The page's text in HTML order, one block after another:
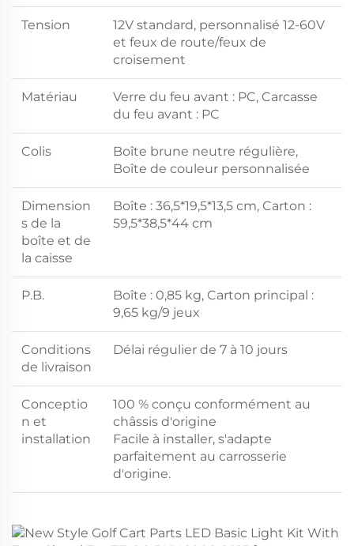
Tension
12V standard, personnalisé 12-60V
et feux de route/feux de
croisement
Matériau
Verre du feu avant : PC, Carcasse
du feu avant : PC
Colis
Boîte brune neutre régulière,
Boîte de couleur personnalisée
Dimension
s de la
boîte et de
la caisse
Boîte : 36,5*19,5*13,5 cm, Carton :
59,5*38,5*44 cm
P.B.
Boîte : 0,85 kg, Carton principal :
9,65 kg/9 jeux
Conditions
de livraison
Délai régulier de 7 à 10 jours
Conceptio
n et
installation
100 % conçu conformément au
châssis d'origine
Facile à installer, s'adapte
parfaitement au carrosserie
d'origine.